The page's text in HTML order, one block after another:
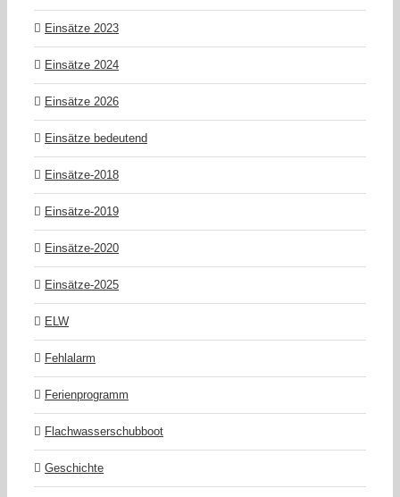
Einsätze 2023
Einsätze 2024
Einsätze 2026
Einsätze bedeutend
Einsätze-2018
Einsätze-2019
Einsätze-2020
Einsätze-2025
ELW
Fehlalarm
Ferienprogramm
Flachwasserschubboot
Geschichte